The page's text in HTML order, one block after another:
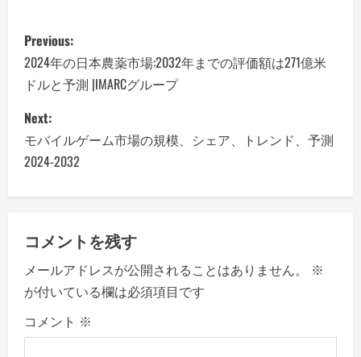
P
o
s
t
n
a
v
i
g
a
Previous:
2024年の日本農薬市場:2032年までの評価額は271億米
ドルと予測 |IMARCグループ
Next:
モバイルゲーム市場の規模、シェア、トレンド、予測
2024-2032
コメントを残す
メールアドレスが公開されることはありません。
※
が付いている欄は必須項目です
コメント ※